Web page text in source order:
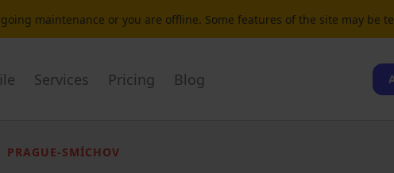
maintenance or you are offline. Some features of the site may be
Services Pricing Blog
PRAGUE-SMÍCHOV